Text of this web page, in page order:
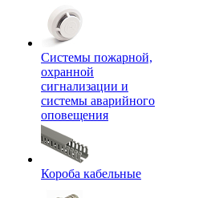
Системы пожарной,
охранной
сигнализации и
системы аварийного
оповещения
Короба кабельные